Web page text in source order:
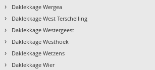
› Daklekkage Wergea
› Daklekkage West Terschelling
› Daklekkage Westergeest
› Daklekkage Westhoek
› Daklekkage Wetzens
› Daklekkage Wier